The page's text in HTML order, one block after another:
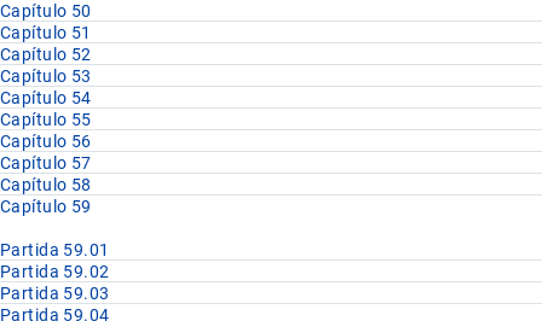
Capítulo 50
Capítulo 51
Capítulo 52
Capítulo 53
Capítulo 54
Capítulo 55
Capítulo 56
Capítulo 57
Capítulo 58
Capítulo 59
Partida 59.01
Partida 59.02
Partida 59.03
Partida 59.04